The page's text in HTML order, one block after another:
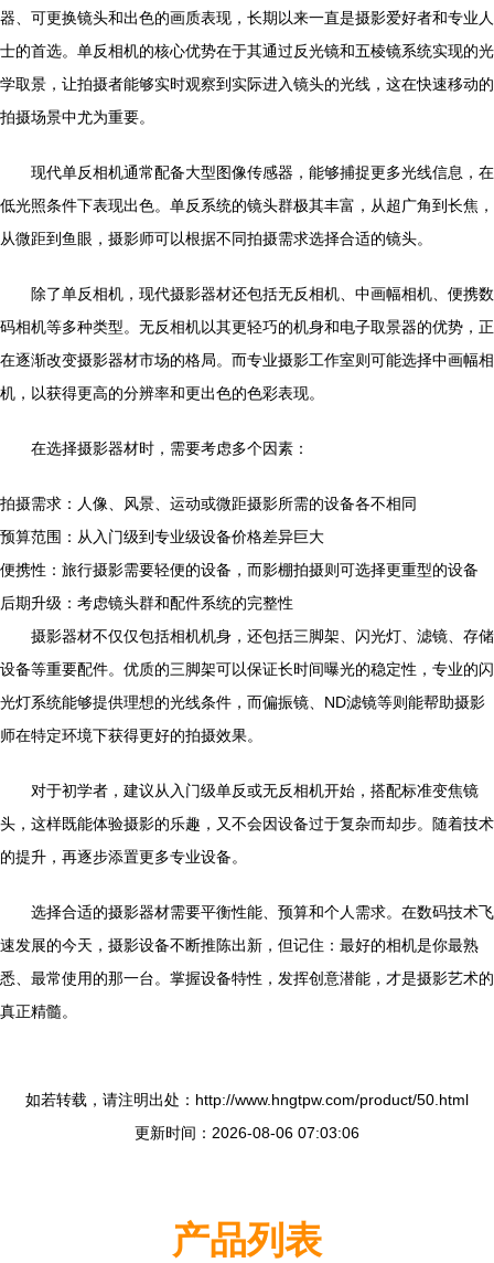
器、可更换镜头和出色的画质表现，长期以来一直是摄影爱好者和专业人
士的首选。单反相机的核心优势在于其通过反光镜和五棱镜系统实现的光
学取景，让拍摄者能够实时观察到实际进入镜头的光线，这在快速移动的
拍摄场景中尤为重要。
现代单反相机通常配备大型图像传感器，能够捕捉更多光线信息，在
低光照条件下表现出色。单反系统的镜头群极其丰富，从超广角到长焦，
从微距到鱼眼，摄影师可以根据不同拍摄需求选择合适的镜头。
除了单反相机，现代摄影器材还包括无反相机、中画幅相机、便携数
码相机等多种类型。无反相机以其更轻巧的机身和电子取景器的优势，正
在逐渐改变摄影器材市场的格局。而专业摄影工作室则可能选择中画幅相
机，以获得更高的分辨率和更出色的色彩表现。
在选择摄影器材时，需要考虑多个因素：
拍摄需求：人像、风景、运动或微距摄影所需的设备各不相同
预算范围：从入门级到专业级设备价格差异巨大
便携性：旅行摄影需要轻便的设备，而影棚拍摄则可选择更重型的设备
后期升级：考虑镜头群和配件系统的完整性
摄影器材不仅仅包括相机机身，还包括三脚架、闪光灯、滤镜、存储
设备等重要配件。优质的三脚架可以保证长时间曝光的稳定性，专业的闪
光灯系统能够提供理想的光线条件，而偏振镜、ND滤镜等则能帮助摄影
师在特定环境下获得更好的拍摄效果。
对于初学者，建议从入门级单反或无反相机开始，搭配标准变焦镜
头，这样既能体验摄影的乐趣，又不会因设备过于复杂而却步。随着技术
的提升，再逐步添置更多专业设备。
选择合适的摄影器材需要平衡性能、预算和个人需求。在数码技术飞
速发展的今天，摄影设备不断推陈出新，但记住：最好的相机是你最熟
悉、最常使用的那一台。掌握设备特性，发挥创意潜能，才是摄影艺术的
真正精髓。
如若转载，请注明出处：http://www.hngtpw.com/product/50.html
更新时间：2026-08-06 07:03:06
产品列表